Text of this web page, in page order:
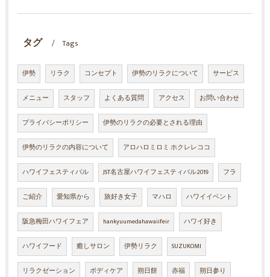
タグ Tags
伊勢 リラク コンセプト 伊勢のリラクについて サービス
メニュー スタッフ よくある質問 アクセス お問い合わせ
プライバシーポリシー 伊勢のリラクの必要とされる理由
伊勢のリラクの内容について アロハロミロミ ホクレレココ
ハワイフェスティバル JST名古屋ハワイフェスティバル2019 フラ
ご紹介 愛知県から 旅好き女子 マハロ ハワイイベント
阪急梅田ハワイフェア hankyuumedahawaiifeir ハワイ好き
ハワイフード 癒しサロン 伊勢リラク SUZUKOMI
リラクゼーション ボディケア 朔日餅 赤福 朔日参り